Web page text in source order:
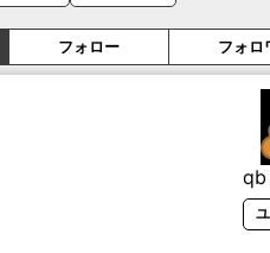
フォロー フォロ
qb